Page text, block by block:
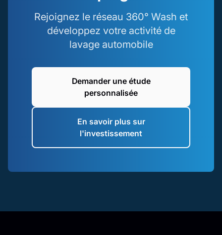
Rejoignez le réseau 360° Wash et
développez votre activité de
lavage automobile
Demander une étude
personnalisée
En savoir plus sur
l'investissement